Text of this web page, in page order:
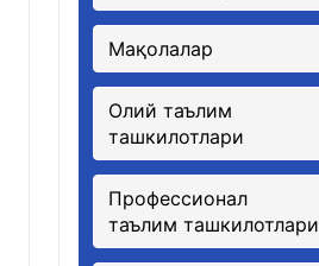
Мақолалар
Олий таълим
ташкилотлари
Профессионал
таълим ташкилотлари